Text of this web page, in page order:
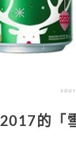
2017的「